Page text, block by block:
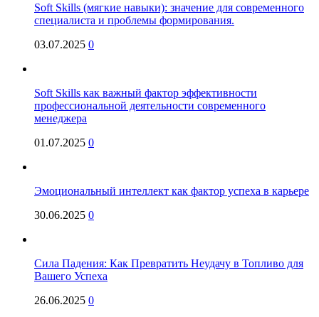
Soft Skills (мягкие навыки): значение для современного
специалиста и проблемы формирования.
03.07.2025 0
Soft Skills как важный фактор эффективности
профессиональной деятельности современного
менеджера
01.07.2025 0
Эмоциональный интеллект как фактор успеха в карьере
30.06.2025 0
Сила Падения: Как Превратить Неудачу в Топливо для
Вашего Успеха
26.06.2025 0